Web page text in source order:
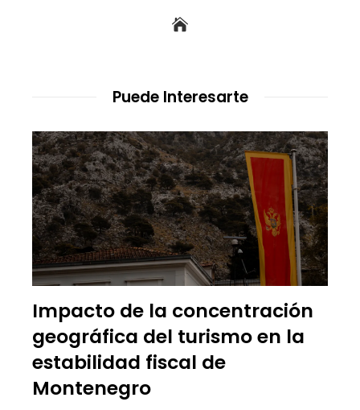
Puede Interesarte
Impacto de la concentración
geográfica del turismo en la
estabilidad fiscal de
Montenegro